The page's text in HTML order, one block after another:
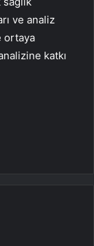
ve analiz
ortaya
katkı